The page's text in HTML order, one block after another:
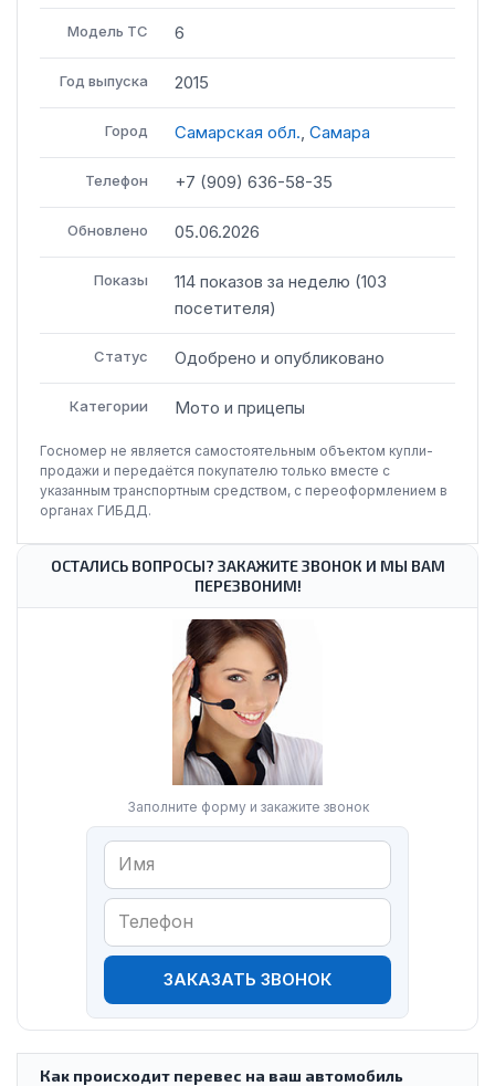
Модель ТС 6
Год выпуска 2015
Город Самарская обл. Самара
Телефон +7 (909) 636-58-35
Обновлено 05.06.2026
Показы 114 показов за неделю (103
посетителя)
Статус Одобрено и опубликовано
Категории Мото и прицепы
Госномер не является самостоятельным объектом купли-
продажи и передаётся покупателю только вместе с
указанным транспортным средством, с переоформлением в
органах ГИБДД.
ОСТАЛИСЬ ВОПРОСЫ? ЗАКАЖИТЕ ЗВОНОК И МЫ ВАМ
ПЕРЕЗВОНИМ!
Заполните форму и закажите звонок
ЗАКАЗАТЬ ЗВОНОК
Как происходит перевес на ваш автомобиль